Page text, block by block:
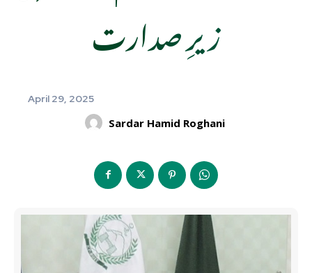
زیرِ صدارت
April 29, 2025
Sardar Hamid Roghani